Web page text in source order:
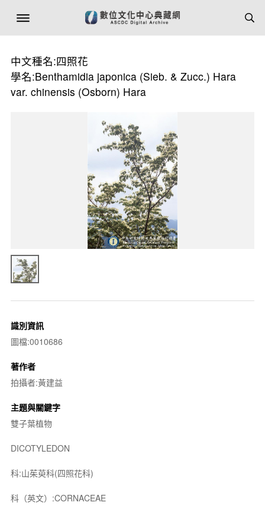
中文種名:四照花
學名:Benthamidia japonica (Sieb. & Zucc.) Hara
var. chinensis (Osborn) Hara
識別資訊
圖檔:0010686
著作者
拍攝者:黃建益
主題與關鍵字
雙子葉植物
DICOTYLEDON
科:山茱萸科(四照花科)
科（英文）:CORNACEAE